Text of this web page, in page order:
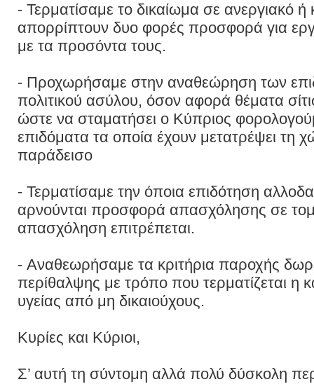
- Τερματίσαμε το δικαίωμα σε ανεργιακό
απορρίπτουν δυο φορές προσφορά για
με τα προσόντα τους.
- Προχωρήσαμε στην αναθεώρηση των
πολιτικού ασύλου, όσον αφορά θέματα
ώστε να σταματήσει ο Κύπριος
επιδόματα τα οποία έχουν μετατρέψει τη
παράδεισο
- Τερματίσαμε την όποια επιδότηση
αρνούνται προσφορά απασχόλησης σε
απασχόληση επιτρέπεται.
- Αναθεωρήσαμε τα κριτήρια παροχής
περίθαλψης με τρόπο που τερματίζεται η
υγείας από μη δικαιούχους.
Κυρίες και Kύριοι,
Σ’ αυτή τη σύντομη αλλά πολύ δύσκολη